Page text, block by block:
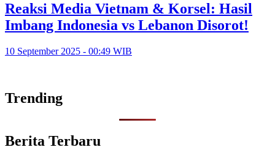
Reaksi Media Vietnam & Korsel: Hasil
Imbang Indonesia vs Lebanon Disorot!
10 September 2025 - 00:49 WIB
Trending
Berita Terbaru